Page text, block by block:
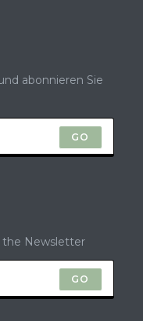
abonnieren Sie
GO
the Newsletter
GO